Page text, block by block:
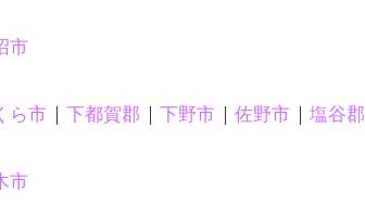
市
ら市 下都賀郡 下野市 佐野市 塩谷郡
市